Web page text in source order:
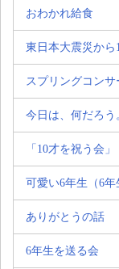
おわかれ給食
東日本大震災から
スプリングコンサ
今日は、何だろう
「10才を祝う会」
可愛い6年生（6年
ありがとうの話
6年生を送る会